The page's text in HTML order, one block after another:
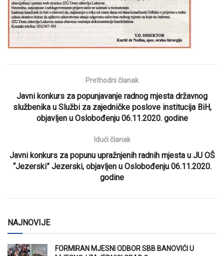
Prethodni članak
Javni konkurs za popunjavanje radnog mjesta državnog
službenika u Službi za zajedničke poslove institucija BiH,
objavljen u Oslobođenju 06.11.2020. godine
Idući članak
Javni konkurs za popunu upražnjenih radnih mjesta u JU OŠ
“Jezerski” Jezerski, objavljen u Oslobođenju 06.11.2020.
godine
NAJNOVIJE
FORMIRAN MJESNI ODBOR SBB BANOVIĆI U